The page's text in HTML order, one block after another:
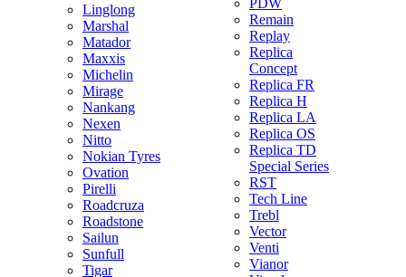
Linglong
Marshal
Matador
Maxxis
Michelin
Mirage
Nankang
Nexen
Nitto
Nokian Tyres
Ovation
Pirelli
Roadcruza
Roadstone
Sailun
Sunfull
Tigar
PDW
Remain
Replay
Replica
Concept
Replica FR
Replica H
Replica LA
Replica OS
Replica TD
Special Series
RST
Tech Line
Trebl
Vector
Venti
Vianor